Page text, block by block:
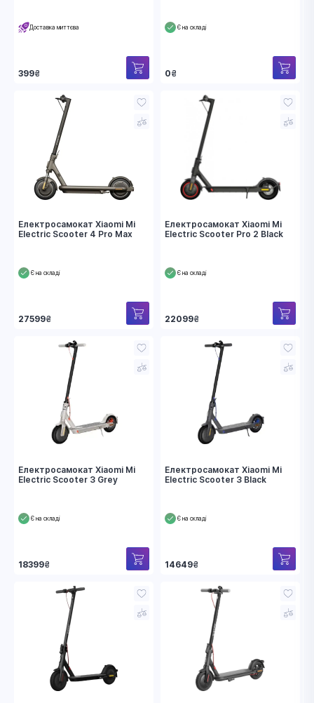
Доставка миттєва
399₴
Є на складі
0₴
Електросамокат Xiaomi Mi
Electric Scooter 4 Pro Max
Є на складі
27599₴
Електросамокат Xiaomi Mi
Electric Scooter Pro 2 Black
Є на складі
22099₴
Електросамокат Xiaomi Mi
Electric Scooter 3 Grey
Є на складі
18399₴
Електросамокат Xiaomi Mi
Electric Scooter 3 Black
Є на складі
14649₴